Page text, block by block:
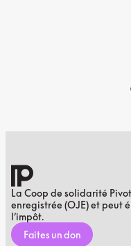
La Coop de solidarité
enregistrée (OJE) et peut
l’impôt.
Faites un don